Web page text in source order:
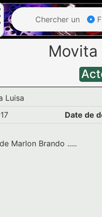
Chercher un
Movita
Luisa
Date de
Marlon Brando .....